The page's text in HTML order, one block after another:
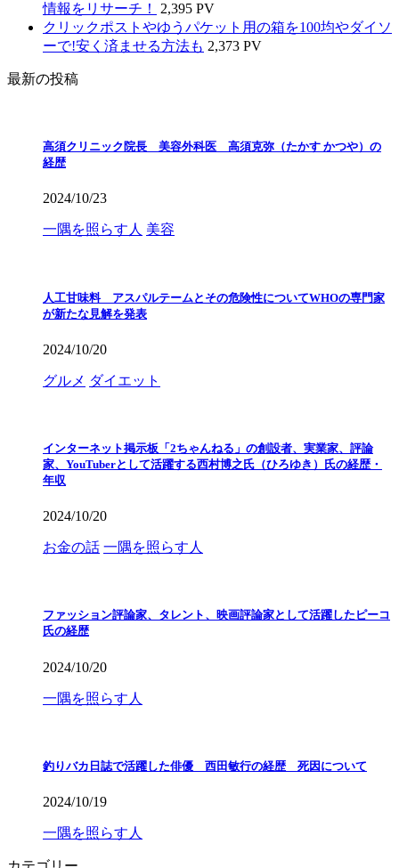
情報をリサーチ！
2,395 PV
クリックポストやゆうパケット用の箱を100均やダイソ
ーで!安く済ませる方法も 2,373 PV
最新の投稿
高須クリニック院長 美容外科医 高須克弥（たかす かつや）の
経歴
2024/10/23
一隅を照らす人 美容
人工甘味料 アスパルテームとその危険性についてWHOの専門家
が新たな見解を発表
2024/10/20
グルメ ダイエット
インターネット掲示板「2ちゃんねる」の創設者、実業家、評論
家、YouTuberとして活躍する西村博之氏（ひろゆき）氏の経歴・
年収
2024/10/20
お金の話 一隅を照らす人
ファッション評論家、タレント、映画評論家として活躍したピーコ
氏の経歴
2024/10/20
一隅を照らす人
釣りバカ日誌で活躍した俳優 西田敏行の経歴 死因について
2024/10/19
一隅を照らす人